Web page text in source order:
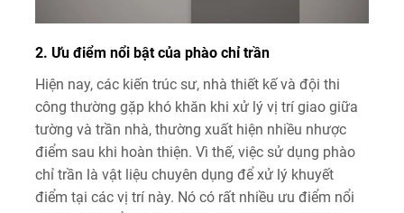
2. Ưu điểm nổi bật của phào chỉ trần
Hiện nay, các kiến trúc sư, nhà thiết kế và đội thi
công thường gặp khó khăn khi xử lý vị trí giao giữa
tường và trần nhà, thường xuất hiện nhiều nhược
điểm sau khi hoàn thiện. Vì thế, việc sử dụng phào
chỉ trần là vật liệu chuyên dụng để xử lý khuyết
điểm tại các vị trí này. Nó có rất nhiều ưu điểm nổi